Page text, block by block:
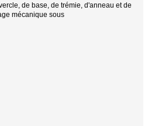
de base, de trémie, d'anneau et de
mécanique sous